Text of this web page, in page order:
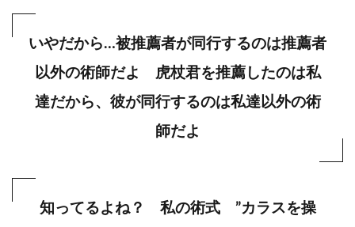
いやだから…被推薦者が同行するのは推薦者
以外の術師だよ 虎杖君を推薦したのは私
達だから、彼が同行するのは私達以外の術
師だよ
知ってるよね？ 私の術式 ”カラスを操